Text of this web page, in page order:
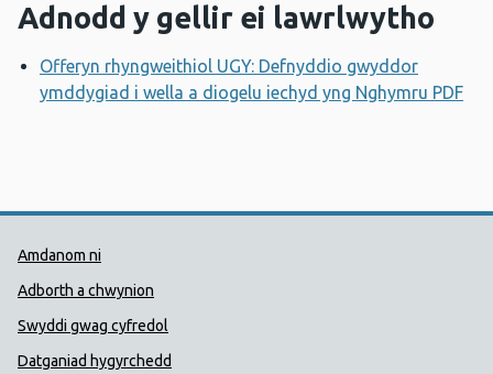
Adnodd y gellir ei lawrlwytho
Offeryn rhyngweithiol UGY: Defnyddio gwyddor
ymddygiad i wella a diogelu iechyd yng Nghymru PDF
Dolenni Cymorth Iechyd
Amdanom ni
Adborth a chwynion
Swyddi gwag cyfredol
Datganiad hygyrchedd